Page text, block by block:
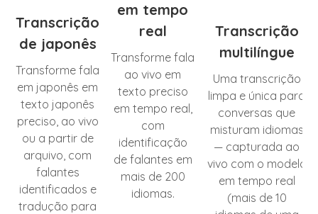
Transcrição
de japonês
Transforme fala
em japonês em
texto japonês
preciso, ao vivo
ou a partir de
arquivo, com
falantes
identificados e
tradução para
em tempo
real
Transforme fala
ao vivo em
texto preciso
em tempo real,
com
identificação
de falantes em
mais de 200
idiomas.
Transcrição
multilíngue
Uma transcrição
limpa e única para
conversas que
misturam idiomas
— capturada ao
vivo com o modelo
em tempo real
(mais de 10